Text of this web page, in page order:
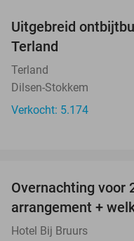
Uitgebreid
Terland
Terland
Dilsen-Stokkem
Verkocht: 5.174
Overnachting voor
arrangement +
Hotel Bij Bruurs